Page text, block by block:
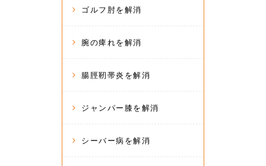
ゴルフ肘を解消
腕の痺れを解消
腸脛靭帯炎を解消
ジャンパー膝を解消
シーバー病を解消